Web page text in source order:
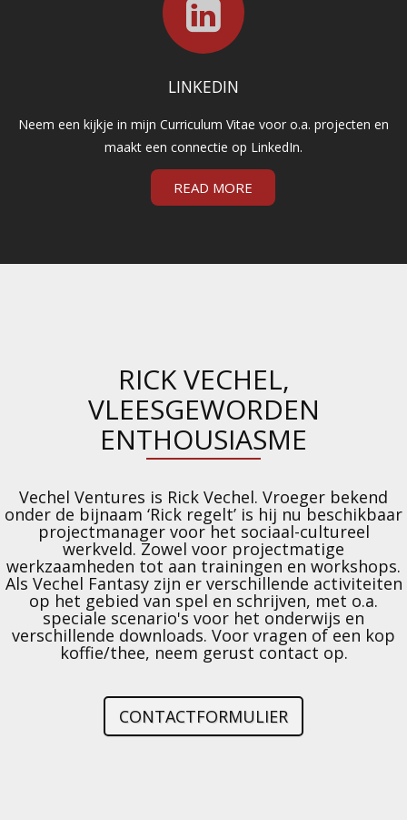
LINKEDIN
Neem een kijkje in mijn Curriculum Vitae voor o.a. projecten en
maakt een connectie op LinkedIn.
READ MORE
RICK VECHEL,
VLEESGEWORDEN
ENTHOUSIASME
Vechel Ventures is Rick Vechel. Vroeger bekend
onder de bijnaam ‘Rick regelt’ is hij nu beschikbaar
projectmanager voor het sociaal-cultureel
werkveld. Zowel voor projectmatige
werkzaamheden tot aan trainingen en workshops.
Als Vechel Fantasy zijn er verschillende activiteiten
op het gebied van spel en schrijven, met o.a.
speciale scenario's voor het onderwijs en
verschillende downloads. Voor vragen of een kop
koffie/thee, neem gerust contact op.
CONTACTFORMULIER